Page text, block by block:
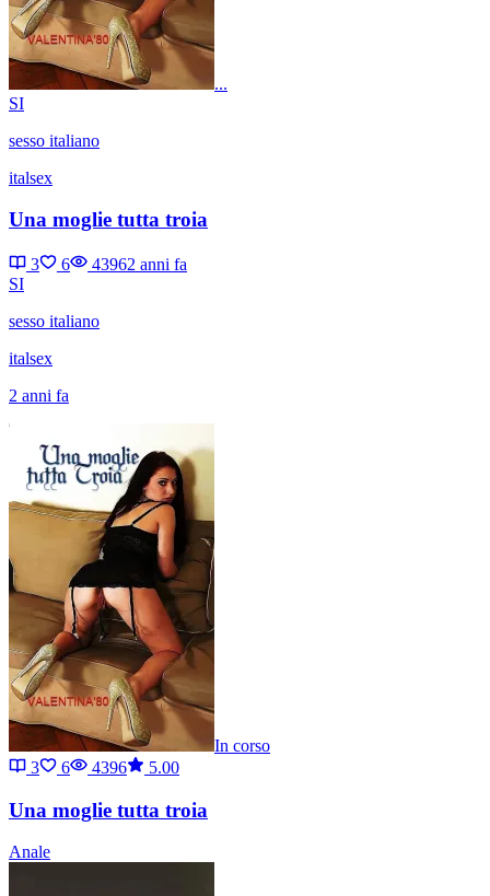
...
SI
sesso italiano
italsex
Una moglie tutta troia
3 6 43962 anni fa
SI
sesso italiano
italsex
2 anni fa
In corso
3
6 4396 5.00
Una moglie tutta troia
Anale